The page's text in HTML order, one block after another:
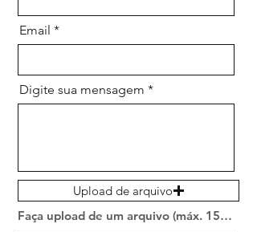
Email
Digite sua mensagem
Upload de arquivo
Faça upload de um arquivo (máx. 15MB)